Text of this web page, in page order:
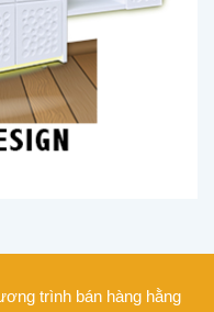
trình bán hàng hằng